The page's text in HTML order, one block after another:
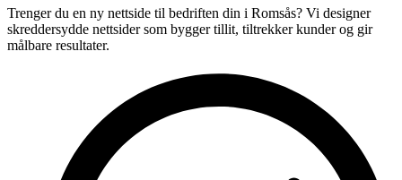
Trenger du en ny nettside til bedriften din i Romsås? Vi designer
skreddersydde nettsider som bygger tillit, tiltrekker kunder og gir
målbare resultater.